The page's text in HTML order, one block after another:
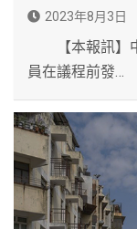
2023年8月3日
【本報訊】中
員在議程前發…